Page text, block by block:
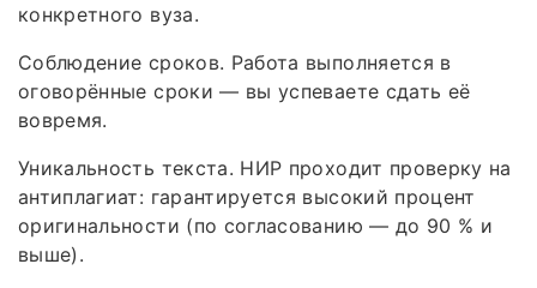
конкретного вуза.
Соблюдение сроков. Работа выполняется в
оговорённые сроки — вы успеваете сдать её
вовремя.
Уникальность текста. НИР проходит проверку на
антиплагиат: гарантируется высокий процент
оригинальности (по согласованию — до 90 % и
выше).